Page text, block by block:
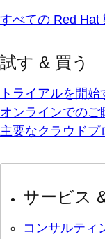
すべての Red Hat
試す & 買う
トライアルを開始
オンラインでのご
主要なクラウドプ
サービス
コンサルティ